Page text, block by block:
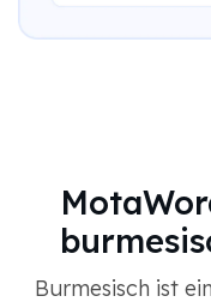
Burmesisch ist